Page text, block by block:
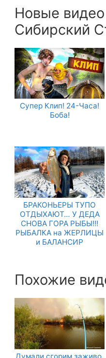
Новые
Сибирский
Супер Клип! 24-Часа!
Боба!
БРАКОНЬЕРЫ ТУПО
ОТДЫХАЮТ… У ДЕДА
СНОВА ГОРА РЫБЫ!!!
РЫБАЛКА на ЖЕРЛИЦЫ
и БАЛАНСИР
Похожие
Думали сгорим заживо.